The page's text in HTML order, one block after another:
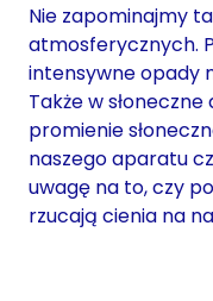
Nie zapominajmy
atmosferycznych.
intensywne opady
Także w
promienie
naszego aparatu
uwagę na to, czy
rzucają cienia na